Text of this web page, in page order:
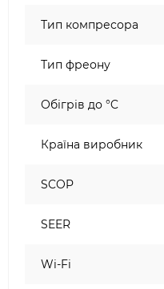
Тип компресора
Тип фреону
Обігрів до °C
Країна виробник
SCOP
SEER
Wi-Fi